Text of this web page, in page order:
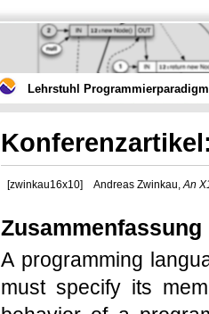
Lehrstuhl
[zwinkau16x10] Andreas Zwinkau,An
Zusammenfassung
A programming
must specify its